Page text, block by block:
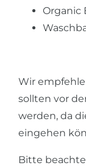
Organic
Wir
sollten vor
werden, da
eingehen
Bitte